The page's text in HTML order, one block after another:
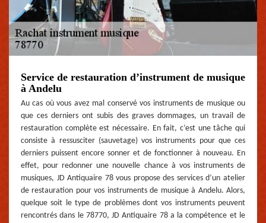
Service de restauration d’instrument de musique
à Andelu
Au cas où vous avez mal conservé vos instruments de musique ou
que ces derniers ont subis des graves dommages, un travail de
restauration complète est nécessaire. En fait, c’est une tâche qui
consiste à ressusciter (sauvetage) vos instruments pour que ces
derniers puissent encore sonner et de fonctionner à nouveau. En
effet, pour redonner une nouvelle chance à vos instruments de
musiques, JD Antiquaire 78 vous propose des services d’un atelier
de restauration pour vos instruments de musique à Andelu. Alors,
quelque soit le type de problèmes dont vos instruments peuvent
rencontrés dans le 78770, JD Antiquaire 78 a la compétence et le